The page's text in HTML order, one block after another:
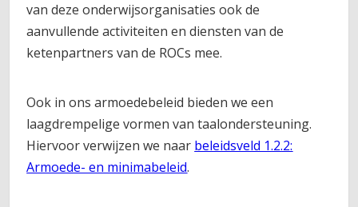
van deze onderwijsorganisaties ook de
aanvullende activiteiten en diensten van de
ketenpartners van de ROCs mee.
Ook in ons armoedebeleid bieden we een
laagdrempelige vormen van taalondersteuning.
Hiervoor verwijzen we naar beleidsveld 1.2.2:
Armoede- en minimabeleid.